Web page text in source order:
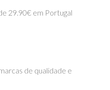
29.90€ em Portugal
de qualidade e